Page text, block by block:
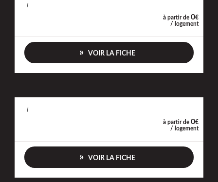
/
à partir de 0€
/ logement
VOIR LA FICHE
/
à partir de 0€
/ logement
VOIR LA FICHE